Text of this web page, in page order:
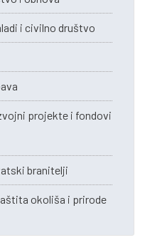
i civilno društvo
projekte i fondovi
branitelji
okoliša i prirode